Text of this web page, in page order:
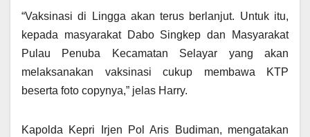
“Vaksinasi di Lingga akan terus berlanjut. Untuk itu,
kepada masyarakat Dabo Singkep dan Masyarakat
Pulau Penuba Kecamatan Selayar yang akan
melaksanakan vaksinasi cukup membawa KTP
beserta foto copynya,” jelas Harry.
Kapolda Kepri Irjen Pol Aris Budiman, mengatakan